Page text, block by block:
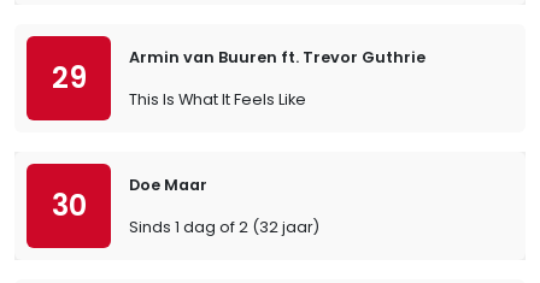
29
Armin van Buuren ft. Trevor Guthrie
This Is What It Feels Like
30
Doe Maar
Sinds 1 dag of 2 (32 jaar)